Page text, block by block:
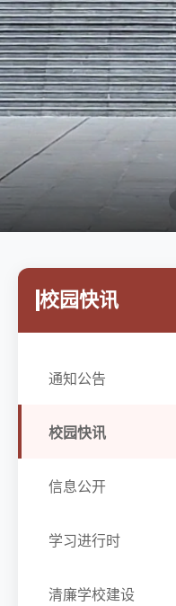
校园快讯
通知公告
校园快讯
信息公开
学习进行时
清廉学校建设